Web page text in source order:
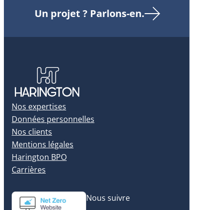
Un projet ? Parlons-en.
Nos expertises
Données personnelles
Nos clients
Mentions légales
Harington BPO
Carrières
Nous suivre